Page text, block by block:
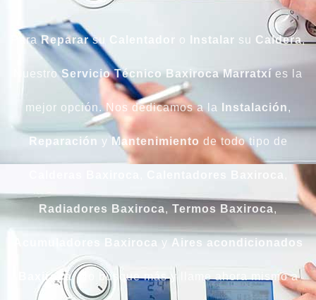
ParaRepararsu o Instalar su Caldera,
Nuestro Servicio Técnico Baxiroca Marratxí es la
mejor opción. Nos dedicamos a la Instalación,
Reparación y Mantenimiento de todo tipo de
Radiadores Baxiroca, Termos Baxiroca,
Acumuladores Baxiroca y Aires acondicionados
Baxiroca. No busque más y llame ahora mismo a